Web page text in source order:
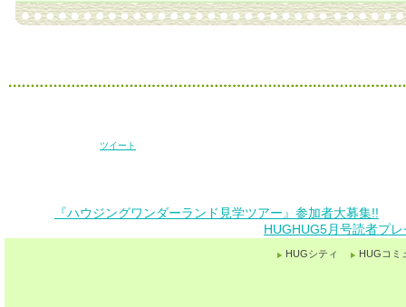
ツイート
『ハウジングワンダーランド見学ツアー』参加者大募集!!
HUGHUG5月号読者プ
HUGシティ HUGコミ